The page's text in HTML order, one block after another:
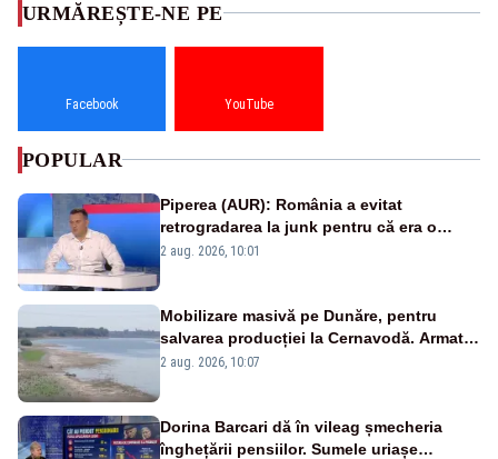
URMĂREȘTE-NE PE
Facebook YouTube
POPULAR
Piperea (AUR): România a evitat
retrogradarea la junk pentru că era o
catastrofă pentru bănci și fondurile de
2 aug. 2026, 10:01
Mobilizare masivă pe Dunăre, pentru
salvarea producției la Cernavodă. Armata
va detona o stâncă și va devia apa
2 aug. 2026, 10:07
Dorina Barcari dă în vileag șmecheria
înghețării pensiilor. Sumele uriașe